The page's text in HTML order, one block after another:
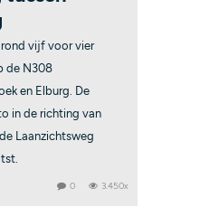
vijf voor vier
de N308
en Elburg. De
in de richting van
Laanzichtsweg
0 3.450x